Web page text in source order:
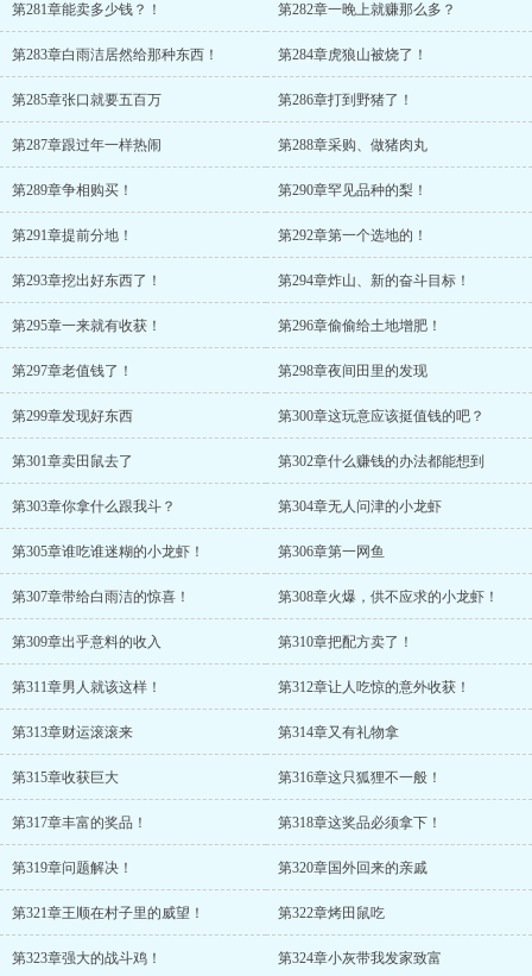
第281章能卖多少钱？！ 第282章一晚上就赚那么多？
第283章白雨洁居然给那种东西！ 第284章虎狼山被烧了！
第285章张口就要五百万 第286章打到野猪了！
第287章跟过年一样热闹 第288章采购、做猪肉丸
第289章争相购买！ 第290章罕见品种的梨！
第291章提前分地！ 第292章第一个选地的！
第293章挖出好东西了！ 第294章炸山、新的奋斗目标！
第295章一来就有收获！ 第296章偷偷给土地增肥！
第297章老值钱了！ 第298章夜间田里的发现
第299章发现好东西 第300章这玩意应该挺值钱的吧？
第301章卖田鼠去了 第302章什么赚钱的办法都能想到
第303章你拿什么跟我斗？ 第304章无人问津的小龙虾
第305章谁吃谁迷糊的小龙虾！ 第306章第一网鱼
第307章带给白雨洁的惊喜！ 第308章火爆，供不应求的小龙虾！
第309章出乎意料的收入 第310章把配方卖了！
第311章男人就该这样！ 第312章让人吃惊的意外收获！
第313章财运滚滚来 第314章又有礼物拿
第315章收获巨大 第316章这只狐狸不一般！
第317章丰富的奖品！ 第318章这奖品必须拿下！
第319章问题解决！ 第320章国外回来的亲戚
第321章王顺在村子里的威望！ 第322章烤田鼠吃
第323章强大的战斗鸡！ 第324章小灰带我发家致富